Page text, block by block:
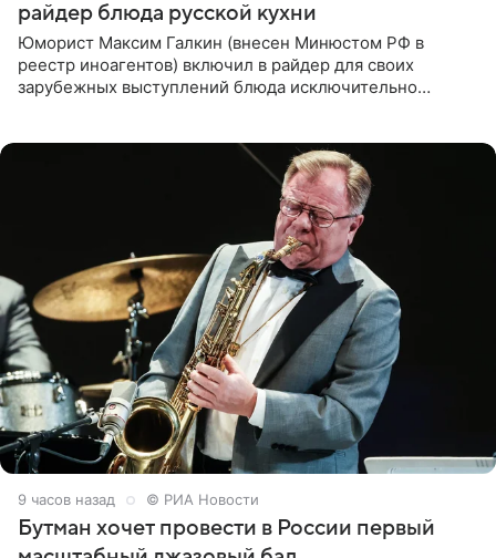
райдер блюда русской кухни
Юморист Максим Галкин (внесен Минюстом РФ в
реестр иноагентов) включил в райдер для своих
зарубежных выступлений блюда исключительно
9 часов назад © РИА Новости
Бутман хочет провести в России первый